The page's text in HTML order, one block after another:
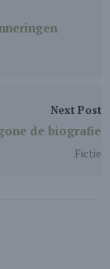
Next Post
de biografie
Fictie